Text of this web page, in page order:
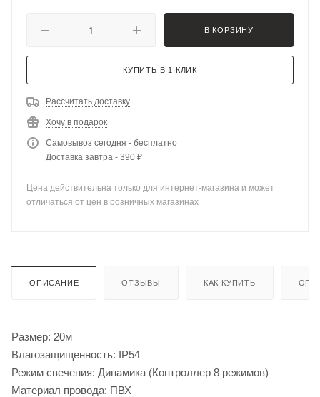
В КОРЗИНУ
КУПИТЬ В 1 КЛИК
Рассчитать доставку
Хочу в подарок
Самовывоз сегодня - бесплатно
Доставка завтра - 390 ₽
Цена действительна только для интернет-магазина и может
отличаться от цен в розничных магазинах
ОПИСАНИЕ ОТЗЫВЫ КАК КУПИТЬ
Размер: 20м
Влагозащищенность: IP54
Режим свечения: Динамика (Контроллер 8 режимов)
Материал провода: ПВХ